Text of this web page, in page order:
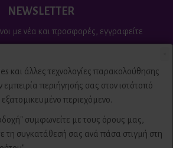
NEWSLETTER
με νέα και προσφορές, εγγραφείτε
Send
όροι χρήσης
και άλλες τεχνολογίες παρακολούθησης
εμπειρία περιήγησής σας στον ιστότοπό
περιεχόμενο.
συμφωνείτε με τους όρους μας,
τη συγκατάθεσή σας ανά πάσα στιγμή στη